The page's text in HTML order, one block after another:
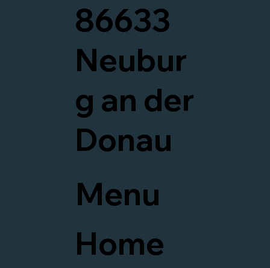
86633
Neubur
g an der
Donau
Menu
Home